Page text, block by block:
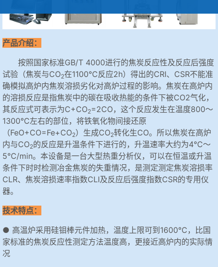
产品介绍：
按照国家标准GB/T 4000进行的焦炭反应性及反应后强度
试验（焦炭与CO2在1100℃反应2h）得出的CRI、CSR不能准
确模拟高炉内焦炭溶损劣化对高炉过程的影响。焦炭在高炉内
的溶损反应是指焦炭中的碳在吸收热能的条件下被CO2气化，
其反应式可表示为C+CO2=2CO，这个反应发生在温度800～
1300℃左右的部位，将铁氧化物间接还原
（FeO+CO=Fe+CO2）生成CO2转化生CO。所以焦炭在高炉
内与CO2的反应是升温条件下进行的，升温速率大约为4℃～
5℃/min。本设备是一台大型热重分析仪，可以在恒温或升温
条件下时时检测冶金焦炭的失重情况，是测定测定焦炭溶损率
CLR、焦炭溶损速率指数CLI及反应后强度指数CSR的专用仪
器。
技术特点：
● 高温炉采用硅钼棒元件加热，温度上限可到1600℃，比国
家标准的焦炭反应性测定方法温度高，更接近高炉内的实际情
况